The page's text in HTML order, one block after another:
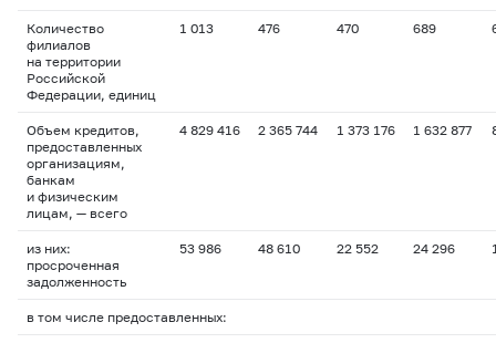
Количество
филиалов
на территории
Российской
Федерации, единиц
1 013 476 470 689
Объем кредитов,
предоставленных
организациям,
банкам
и физическим
лицам, — всего
4 829 416 2 365 744 1 373 176 1 632 877
из них:
просроченная
задолженность
53 986 48 610 22 552 24 296
в том числе предоставленных: